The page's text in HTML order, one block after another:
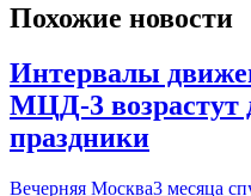
Похожие новости
Интервалы
МЦД-3 возрастут
праздники
Вечерняя Москва3 месяца